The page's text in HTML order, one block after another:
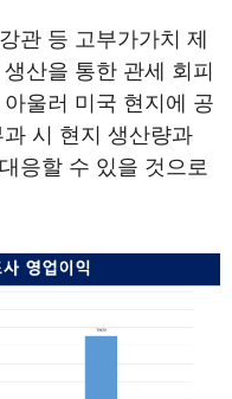
관 등 고부가가치 제
산을 통한 관세 회피
울러 미국 현지에 공
시 현지 생산량과
응할 수 있을 것으로